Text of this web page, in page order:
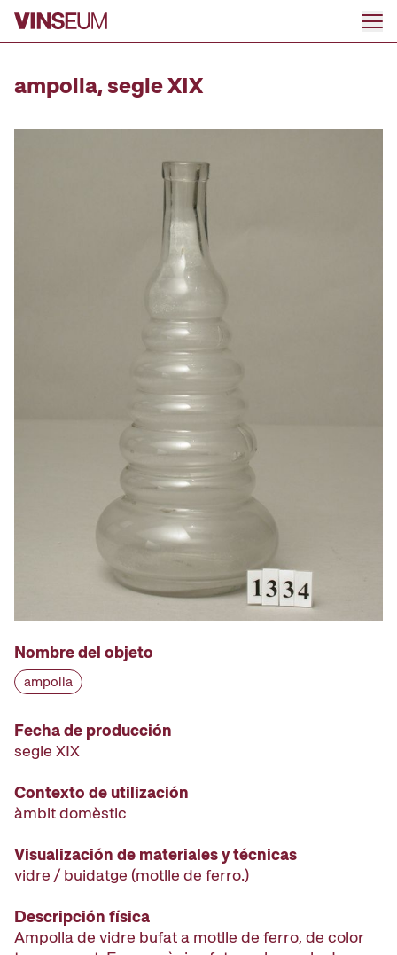
Ir al contenido
ampolla, segle XIX
Nombre del objeto
ampolla
Fecha de producción
segle XIX
Contexto de utilización
àmbit domèstic
Visualización de materiales y técnicas
vidre / buidatge (motlle de ferro.)
Descripción física
Ampolla de vidre bufat a motlle de ferro, de color